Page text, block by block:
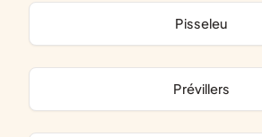
Pisseleu
Prévillers